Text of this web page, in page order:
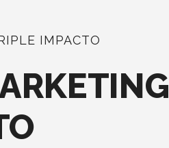
IMPACTO